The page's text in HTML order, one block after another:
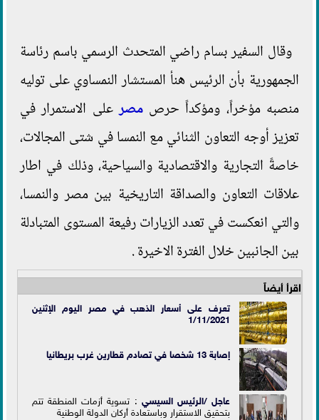
وقال السفير بسام راضي المتحدث الرسمي باسم رئاسة
الجمهورية بأن الرئيس هنأ المستشار النمساوي على توليه
منصبه مؤخراً، ومؤكداً حرصمصرعلى الاستمرار في
تعزيز أوجه التعاون الثنائي مع النمسا في شتى المجالات،
خاصةً التجارية والاقتصادية والسياحية، وذلك في اطار
علاقات التعاون والصداقة التاريخية بين مصر والنمسا،
والتي انعكست في تعدد الزيارات رفيعة المستوى المتبادلة
بين الجانبين خلال الفترة الاخيرة .
اقرأ أيضاً
تعرف على أسعار الذهب في مصر اليوم الإثنين
1/11/2021
إصابة 13 شخصا في تصادم قطارين غرب بريطانيا
عاجل /الرئيس السيسي : تسوية أزمات المنطقة تتم
بتحقيق الاستقرار وباستعادة أركان الدولة الوطنية